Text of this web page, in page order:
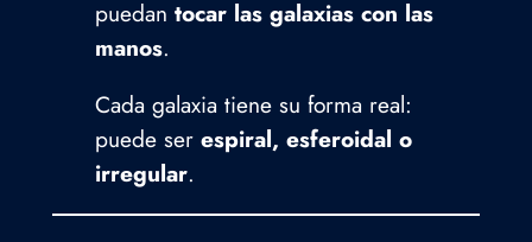
puedan tocar las galaxias con las
manos.
Cada galaxia tiene su forma real:
puede ser espiral, esferoidal o
irregular.